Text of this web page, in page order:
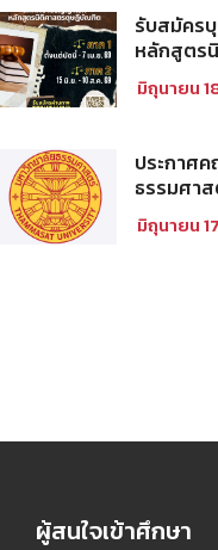
รับสมัคร
หลักสูตร
มหาวิทย
ที่ 2 ปีการ
มิถุนายน
ประกาศ
ธรรมศา
เพื่อเข้า
ท่าพระจั
มิถุนายน
ผู้สนใจเข้าศึกษา